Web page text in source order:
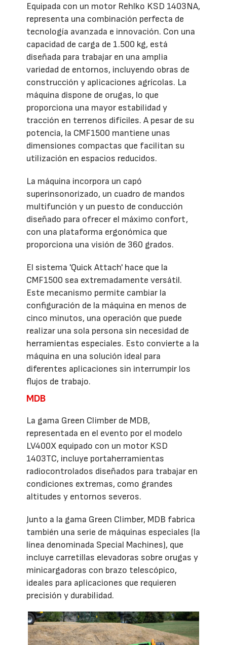
Equipada con un motor Rehlko KSD 1403NA,
representa una combinación perfecta de
tecnología avanzada e innovación. Con una
capacidad de carga de 1.500 kg, está
diseñada para trabajar en una amplia
variedad de entornos, incluyendo obras de
construcción y aplicaciones agrícolas. La
máquina dispone de orugas, lo que
proporciona una mayor estabilidad y
tracción en terrenos difíciles. A pesar de su
potencia, la CMF1500 mantiene unas
dimensiones compactas que facilitan su
utilización en espacios reducidos.
La máquina incorpora un capó
superinsonorizado, un cuadro de mandos
multifunción y un puesto de conducción
diseñado para ofrecer el máximo confort,
con una plataforma ergonómica que
proporciona una visión de 360 grados.
El sistema 'Quick Attach' hace que la
CMF1500 sea extremadamente versátil.
Este mecanismo permite cambiar la
configuración de la máquina en menos de
cinco minutos, una operación que puede
realizar una sola persona sin necesidad de
herramientas especiales. Esto convierte a la
máquina en una solución ideal para
diferentes aplicaciones sin interrumpir los
flujos de trabajo.
MDB
La gama Green Climber de MDB,
representada en el evento por el modelo
LV400X equipado con un motor KSD
1403TC, incluye portaherramientas
radiocontrolados diseñados para trabajar en
condiciones extremas, como grandes
altitudes y entornos severos.
Junto a la gama Green Climber, MDB fabrica
también una serie de máquinas especiales (la
línea denominada Special Machines), que
incluye carretillas elevadoras sobre orugas y
minicargadoras con brazo telescópico,
ideales para aplicaciones que requieren
precisión y durabilidad.